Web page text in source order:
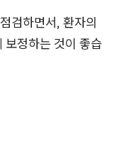
검하면서, 환자의
보정하는 것이 좋습